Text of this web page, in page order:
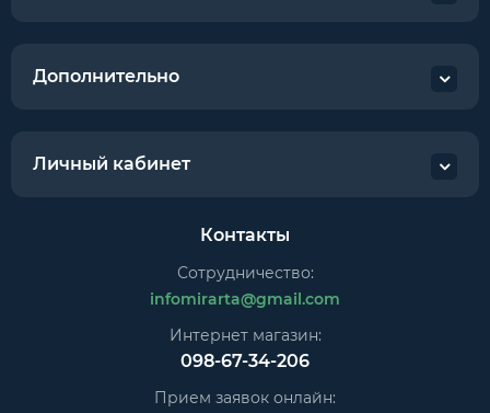
Дополнительно
Личный кабинет
Контакты
Сотрудничество:
infomirarta@gmail.com
Интернет магазин:
098-67-34-206
Прием заявок онлайн: